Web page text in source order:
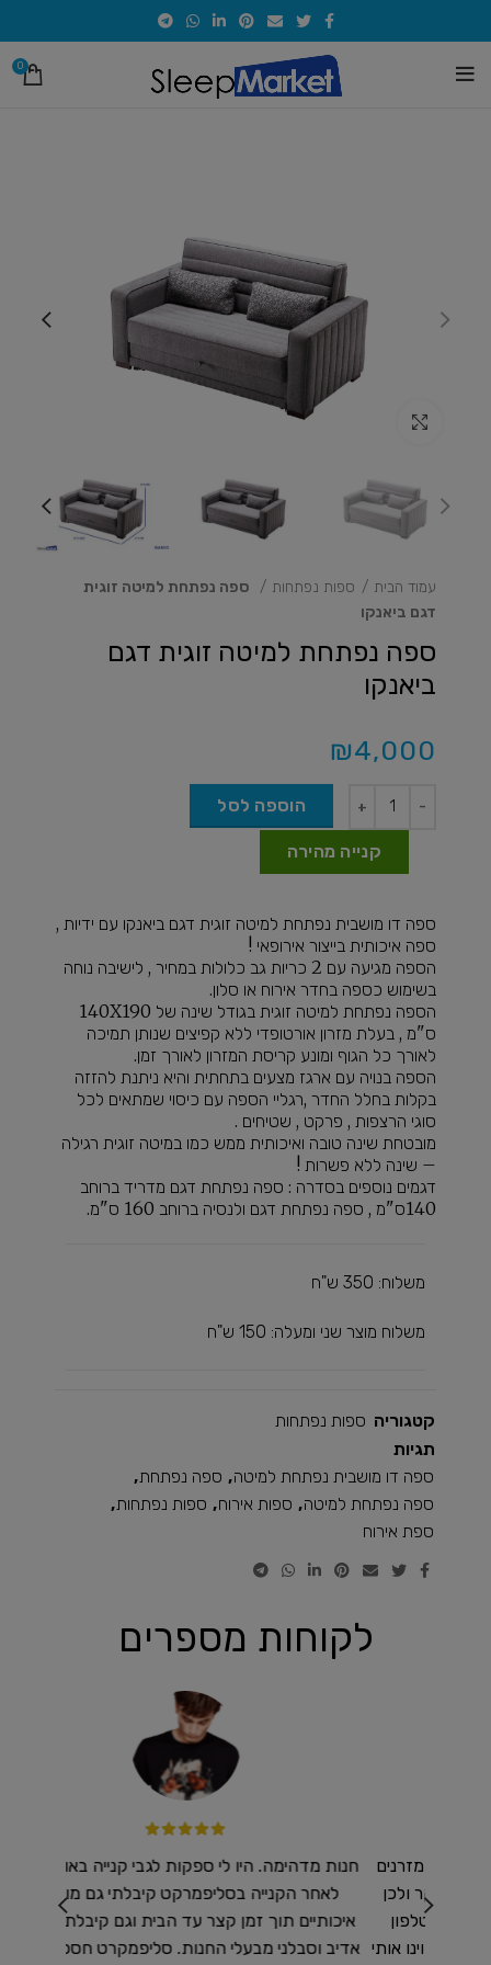
0
לחץ להגדלת התמונה
עמוד הבית ספות נפתחות
ספה נפתחת למיטה זוגית
דגם ביאנקו
ספה נפתחת למיטה זוגית דגם
ביאנקו
₪4,000
הוספה לסל
קנייה מהירה
ספה דו מושבית נפתחת למיטה זוגית דגם ביאנקו עם ידיות ,
ספה איכותית בייצור אירופאי !
הספה מגיעה עם 2 כריות גב כלולות במחיר , לישיבה נוחה
בשימוש כספה בחדר אירוח או סלון.
הספה נפתחת למיטה זוגית בגודל שינה של 140X190
ס"מ , בעלת מזרון אורטופדי ללא קפיצים שנותן תמיכה
לאורך כל הגוף ומונע קריסת המזרון לאורך זמן.
הספה בנויה עם ארגז מצעים בתחתית והיא ניתנת להזזה
בקלות בחלל החדר ,רגליי הספה עם כיסוי שמתאים לכל
סוגי הרצפות , פרקט , שטיחים .
מובטחת שינה טובה ואיכותית ממש כמו במיטה זוגית רגילה
– שינה ללא פשרות !
דגמים נוספים בסדרה : ספה נפתחת דגם מדריד ברוחב
140ס"מ , ספה נפתחת דגם ולנסיה ברוחב 160 ס"מ.
משלוח: 350 ש"ח
משלוח מוצר שני ומעלה: 150 ש"ח
קטגוריה ספות נפתחות
תגיות
ספה דו מושבית נפתחת למיטה, ספה נפתחת,
ספה נפתחת למיטה, ספות אירוח, ספות נפתחות,
ספת אירוח
לקוחות מספרים
חנות מדהימה. היו לי ספקות לגבי קנייה באונליין אך
לאחר הקנייה בסליפמרקט קיבלתי גם מוצרים
איכותיים תוך זמן קצר עד הבית וגם קיבלתי שירות
אדיב וסבלני מבעלי החנות. סליפמקרט חסכו לי זמן